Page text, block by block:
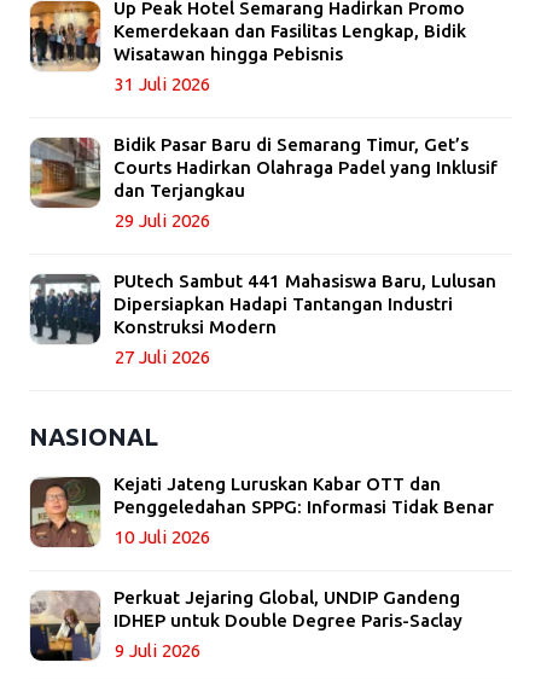
Up Peak Hotel Semarang Hadirkan Promo
Kemerdekaan dan Fasilitas Lengkap, Bidik
Wisatawan hingga Pebisnis
31 Juli 2026
Bidik Pasar Baru di Semarang Timur, Get’s
Courts Hadirkan Olahraga Padel yang Inklusif
dan Terjangkau
29 Juli 2026
PUtech Sambut 441 Mahasiswa Baru, Lulusan
Dipersiapkan Hadapi Tantangan Industri
Konstruksi Modern
27 Juli 2026
NASIONAL
Kejati Jateng Luruskan Kabar OTT dan
Penggeledahan SPPG: Informasi Tidak Benar
10 Juli 2026
Perkuat Jejaring Global, UNDIP Gandeng
IDHEP untuk Double Degree Paris-Saclay
9 Juli 2026